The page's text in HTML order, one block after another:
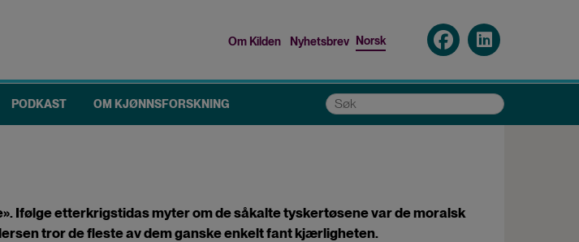
menu
Om Kilden Nyhetsbrev Norsk
PODKAST OM KJØNNSFORSKNING Søk
Ifølge etterkrigstidas myter om de såkalte tyskertøsene var de moralsk
tror de fleste av dem ganske enkelt fant kjærligheten.